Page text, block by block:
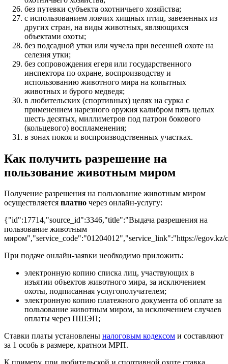
без путевки субъекта охотничьего хозяйства;
с использованием ловчих хищных птиц, завезенных из
других стран, на виды животных, являющихся
объектами охоты;
без подсадной утки или чучела при весенней охоте на
селезня утки;
без сопровождения егеря или государственного
инспектора по охране, воспроизводству и
использованию животного мира на копытных
животных и бурого медведя;
в любительских (спортивных) целях на сурка с
применением нарезного оружия калибром пять целых
шесть десятых, миллиметров под патрон бокового
(кольцевого) воспламенения;
в зонах покоя и воспроизводственных участках.
Как получить разрешение на
пользование животным миром
Получение разрешения на пользование животным миром
осуществляется платно через онлайн-услугу:
{"id":17714,"source_id":3346,"title":"Выдача разрешения на
пользование животным
миром","service_code":"01204012","service_link":"https://egov.kz/
При подаче онлайн-заявки необходимо приложить:
электронную копию списка лиц, участвующих в
изъятии объектов животного мира, за исключением
охоты, подписанная услугополучателем;
электронную копию платежного документа об оплате за
пользование животным миром, за исключением случаев
оплаты через ПШЭП;
Ставки платы установлены налоговым кодексом и составляют
за 1 особь в размере, кратном МРП.